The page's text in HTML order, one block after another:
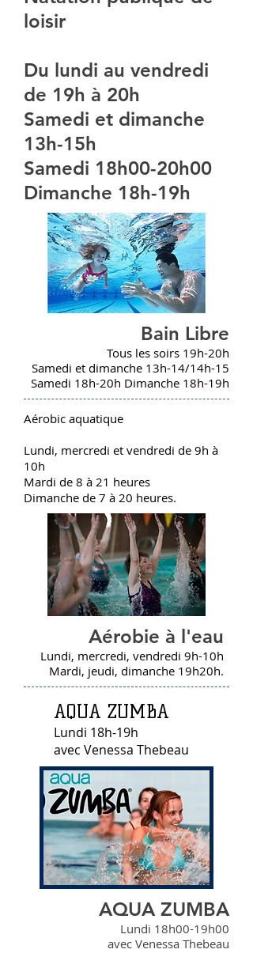
loisir
Du lundi au vendredi
de 19h à 20h
Samedi et dimanche
13h-15h
Samedi 18h00-20h00
Dimanche 18h-19h
Bain Libre
Tous les soirs 19h-20h
Samedi et dimanche 13h-14/14h-15
Samedi 18h-20h Dimanche 18h-19h
Aérobic aquatique
Lundi, mercredi et vendredi de 9h à
10h
Mardi de 8 à 21 heures
Dimanche de 7 à 20 heures.
Aérobie à l'eau
Lundi, mercredi, vendredi 9h-10h
Mardi, jeudi, dimanche 19h20h.
AQUA ZUMBA
Lundi 18h-19h
avec Venessa Thebeau
AQUA ZUMBA
Lundi 18h00-19h00
avec Venessa Thebeau